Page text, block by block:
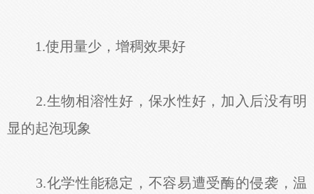
1.使用量少，增稠效果好
2.生物相溶性好，保水性好，加入后没有明
显的起泡现象
3.化学性能稳定，不容易遭受酶的侵袭，温